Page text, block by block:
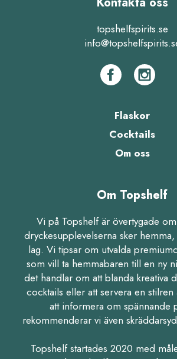
topshelfspirits.se
Flaskor
Cocktails
Om oss
Om Topshelf
Vi på Topshelf är övertygade
dryckesupplevelserna sker
lag. Vi tipsar om utvalda
som vill ta hemmabaren till en ny
det handlar om att blanda kreativa
cocktails eller att servera en
att informera om spännande
rekommenderar vi även
Topshelf startades 2020 med